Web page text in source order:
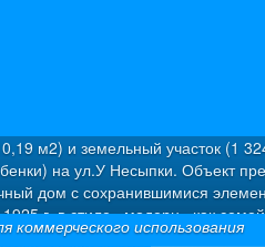
коммерческого использования
м2) и земельный участок (1
на ул.У Несыпки. Объект
дом с сохранившимися
г. в стиле «модерн» как
капитальная дорогостоящая